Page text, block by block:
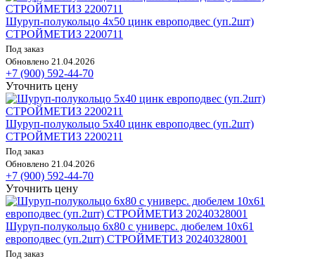
Шуруп-полукольцо 4х50 цинк европодвес (уп.2шт)
СТРОЙМЕТИЗ 2200711
Под заказ
Обновлено 21.04.2026
+7 (900) 592-44-70
Уточнить цену
Шуруп-полукольцо 5х40 цинк европодвес (уп.2шт)
СТРОЙМЕТИЗ 2200211
Под заказ
Обновлено 21.04.2026
+7 (900) 592-44-70
Уточнить цену
Шуруп-полукольцо 6х80 с универс. дюбелем 10х61
европодвес (уп.2шт) СТРОЙМЕТИЗ 20240328001
Под заказ